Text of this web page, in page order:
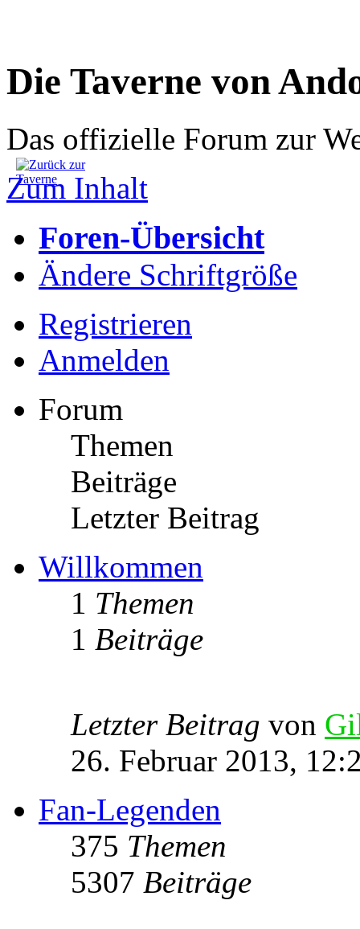
Die Taverne von
Das offizielle Forum zur
Zum Inhalt
Foren-Übersicht
Ändere Schriftgröße
Registrieren
Anmelden
Forum
Themen
Beiträge
Letzter Beitrag
Willkommen
1 Themen
1 Beiträge
Letzter Beitrag von
26. Februar 2013,
Fan-Legenden
375 Themen
5307 Beiträge